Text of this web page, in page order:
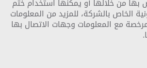
بها من خلالها أو يمكنها استخدام ختم
الخاص بالشركة، للمزيد من المعلومات
مع المعلومات وجهات الاتصال بها
.